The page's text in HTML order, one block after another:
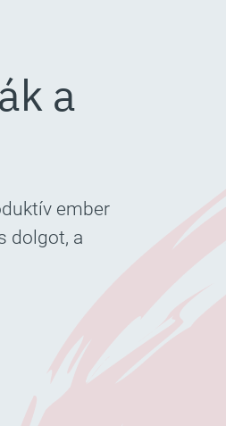
a
ember
dolgot, a